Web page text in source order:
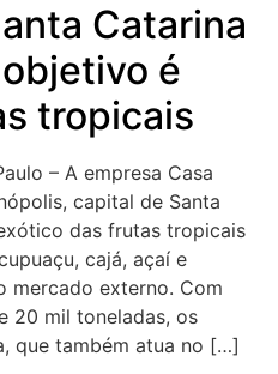
Catarina
é
tropicais
– A empresa Casa
capital de Santa
das frutas tropicais
cajá, açaí e
mercado externo. Com
20 mil toneladas, os
que também atua no […]